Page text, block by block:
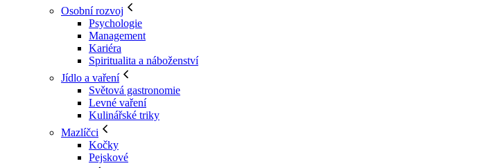
Osobní rozvoj
Psychologie
Management
Kariéra
Spiritualita a náboženství
Jídlo a vaření
Světová gastronomie
Levné vaření
Kulinářské triky
Mazlíčci
Kočky
Pejskové